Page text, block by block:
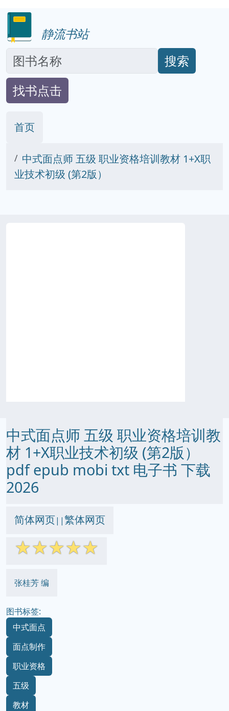
静流书站
搜索
找书点击
首页
中式面点师 五级 职业资格培训教材 1+X职
业技术初级 (第2版）
中式面点师 五级 职业资格培训教
材 1+X职业技术初级 (第2版）
pdf epub mobi txt 电子书 下载
2026
简体网页||繁体网页
☆☆☆☆☆
张桂芳 编
图书标签:
中式面点
面点制作
职业资格
五级
教材